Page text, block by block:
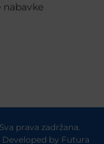
nabavke
prava zadržana.
by Futura